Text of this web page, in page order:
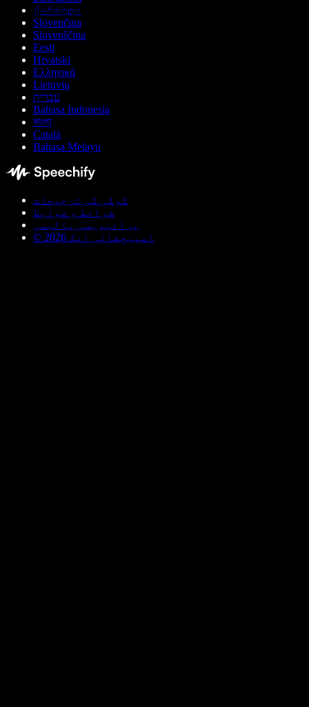
ქართული
Slovenčina
Slovenščina
Eesti
Hrvatski
Ελληνικά
Lietuvių
עברית
Bahasa Indonesia
বাংলা
Català
Bahasa Melayu
کوکی کی ترجیحات
شرائط و ضوابط
پرائیویسی پالیسی
© اسپیچفائی انک 2026